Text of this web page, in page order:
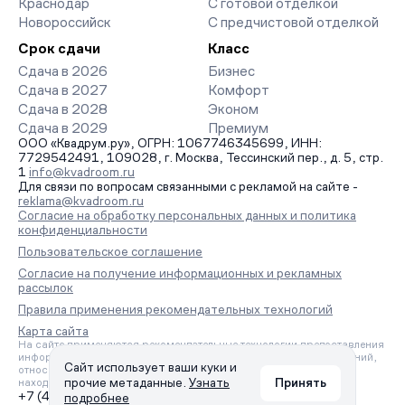
Краснодар
Новороссийск
С готовой отделкой
С предчистовой отделкой
Срок сдачи
Сдача в 2026
Сдача в 2027
Сдача в 2028
Сдача в 2029
Класс
Бизнес
Комфорт
Эконом
Премиум
ООО «Квадрум.ру», ОГРН: 1067746345699, ИНН:
7729542491, 109028, г. Москва, Тессинский пер., д. 5, стр.
1 info@kvadroom.ru
Для связи по вопросам связанными с рекламой на сайте -
reklama@kvadroom.ru
Согласие на обработку персональных данных и политика
конфиденциальности
Пользовательское соглашение
Согласие на получение информационных и рекламных
рассылок
Правила применения рекомендательных технологий
Карта сайта
На сайте применяются рекомендательные технологии предоставления
информации на основе сбора, систематизации и анализа сведений,
относящихся к предпочтениям пользователей сети «Интернет»,
находящихся на территории Российской Федерации.
+7 (495) 157-88-80
Сайт использует ваши куки и
прочие метаданные. Узнать
подробнее
Принять